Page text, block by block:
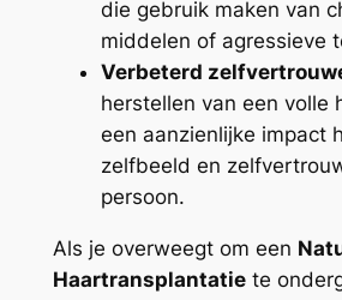
die gebruik maken van
middelen of agressieve
Verbeterd
herstellen van een volle
een aanzienlijke impact
zelfbeeld en
persoon.
Als je overweegt om een
Haartransplantatiete